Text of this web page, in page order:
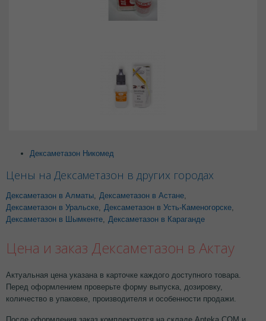
Дексаметазон Никомед
Цены на Дексаметазон в других городах
Дексаметазон в Алматы Дексаметазон в Астане
Дексаметазон в Уральске
Дексаметазон в Усть-Каменогорске
Дексаметазон в Шымкенте
Дексаметазон в Караганде
Цена и заказ Дексаметазон в Актау
Актуальная цена указана в карточке каждого доступного товара.
Перед оформлением проверьте форму выпуска, дозировку,
количество в упаковке, производителя и особенности продажи.